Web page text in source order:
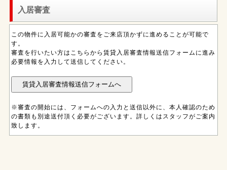
入居審査
この物件に入居可能かの審査をご来店頂かずに進めることが可能で
す。
審査を行いたい方はこちらから賃貸入居審査情報送信フォームに進み
必要情報を入力して送信してください。
※審査の開始には、フォームへの入力と送信以外に、本人確認のため
の書類も別途送付頂く必要がございます。詳しくはスタッフがご案内
致します。